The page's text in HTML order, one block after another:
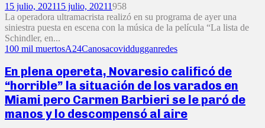
15 julio, 202115 julio, 20211958
La operadora ultramacrista realizó en su programa de ayer una
siniestra puesta en escena con la música de la película “La lista de
Schindler, en...
100 mil muertosA24Canosacoviddugganredes
En plena opereta, Novaresio calificó de
“horrible” la situación de los varados en
Miami pero Carmen Barbieri se le paró de
manos y lo descompensó al aire